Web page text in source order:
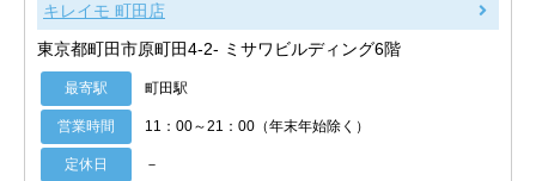
キレイモ 町田店
東京都町田市原町田4-2- ミサワビルディング6階
最寄駅 町田駅
営業時間 11：00～21：00（年末年始除く）
定休日 －